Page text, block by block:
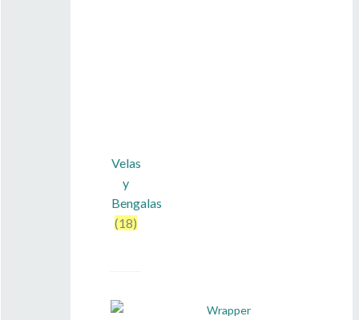
Velas
y
Bengalas
(18)